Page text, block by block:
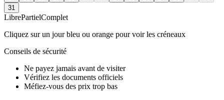
31
LibrePartielComplet
Cliquez sur un jour bleu ou orange pour voir les créneaux
Conseils de sécurité
Ne payez jamais avant de visiter
Vérifiez les documents officiels
Méfiez-vous des prix trop bas